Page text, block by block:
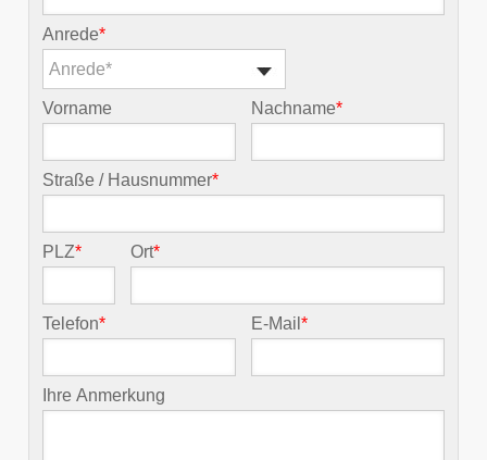
Anrede*
Anrede*
Vorname Nachname*
Straße / Hausnummer*
PLZ* Ort*
Telefon* E-Mail*
Ihre Anmerkung